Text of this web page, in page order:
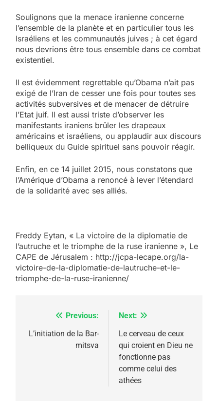
Soulignons que la menace iranienne concerne
l’ensemble de la planète et en particulier tous les
Israéliens et les communautés juives ; à cet égard
nous devrions être tous ensemble dans ce combat
existentiel.
Il est évidemment regrettable qu’Obama n’ait pas
exigé de l’Iran de cesser une fois pour toutes ses
activités subversives et de menacer de détruire
l’Etat juif. Il est aussi triste d’observer les
manifestants iraniens brûler les drapeaux
américains et israéliens, ou applaudir aux discours
belliqueux du Guide spirituel sans pouvoir réagir.
Enfin, en ce 14 juillet 2015, nous constatons que
l’Amérique d’Obama a renoncé à lever l’étendard
de la solidarité avec ses alliés.
Freddy Eytan, « La victoire de la diplomatie de
l’autruche et le triomphe de la ruse iranienne », Le
CAPE de Jérusalem : http://jcpa-lecape.org/la-
victoire-de-la-diplomatie-de-lautruche-et-le-
triomphe-de-la-ruse-iranienne/
Navigation
de
Previous:
L’initiation de la Bar-
mitsva
Next:
Le cerveau de ceux
qui croient en Dieu ne
fonctionne pas
comme celui des
athées